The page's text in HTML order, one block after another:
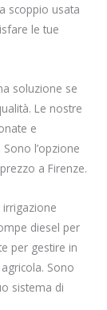
scoppio usata
le tue
soluzione se
Le nostre
e
l’opzione
a Firenze.
diesel per
per gestire in
Sono
sistema di